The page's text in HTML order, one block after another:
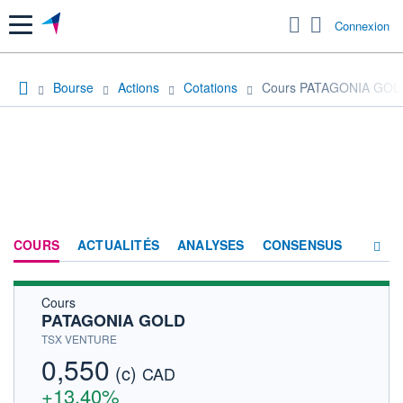
Menu Connexion
Bourse Actions Cotations Cours PATAGONIA
COURS ACTUALITÉS ANALYSES CONSENSUS
Cours
PATAGONIA GOLD
TSX VENTURE
0,550 (c) CAD
+13,40%